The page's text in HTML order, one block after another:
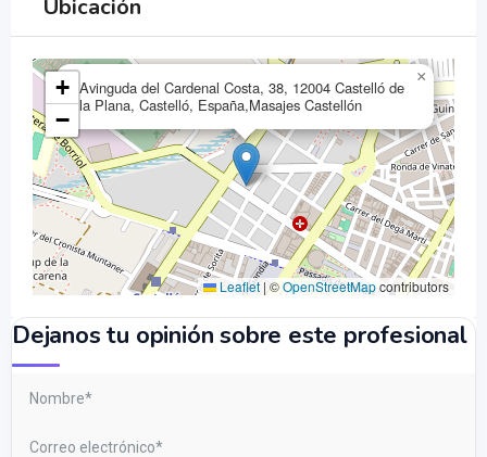
Ubicación
Avinguda del Cardenal Costa, 38, 12004 Castelló de
la Plana, Castelló, España,Masajes Castellón
×
+
−
Leaflet |©OpenStreetMapcontributors
Dejanos tu opinión sobre este profesional